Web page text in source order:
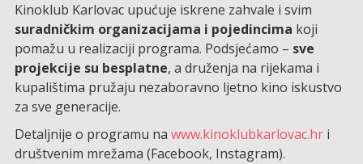
Kinoklub Karlovac upućuje iskrene zahvale i svim
suradničkim organizacijama i pojedincima koji
pomažu u realizaciji programa. Podsjećamo – sve
projekcije su besplatne, a druženja na rijekama i
kupalištima pružaju nezaboravno ljetno kino iskustvo
za sve generacije.
Detaljnije o programu na www.kinoklubkarlovac.hri
društvenim mrežama (Facebook, Instagram).